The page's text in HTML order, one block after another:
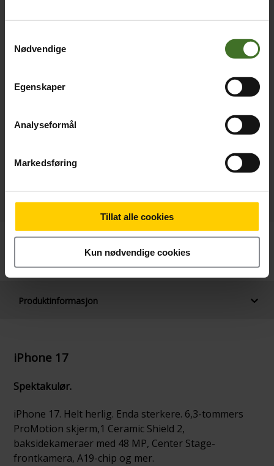
Nødvendige
Egenskaper
Analyseformål
Markedsføring
Tillat alle cookies
Kun nødvendige cookies
Med eller uten abonnement
Med 24mnd telefonbinding på
abonnementet
8.090,-
Månedlig pris
24 mnd. binding
Betal nå
8.090,-
Produktinformasjon
iPhone 17
Spektakulør.
iPhone 17. Helt herlig. Enda sterkere. 6,3-tommers
ProMotion skjerm,1 Ceramic Shield 2,
baksidekameraer med 48 MP, Center Stage-
frontkamera, A19-chip og mer.